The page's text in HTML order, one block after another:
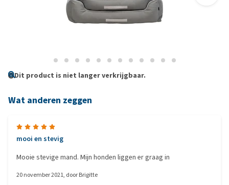
Dit product is niet langer verkrijgbaar.
Wat anderen zeggen
mooi en stevig
Mooie stevige mand. Mijn honden liggen er graag in
20 november 2021, doorBrigitte